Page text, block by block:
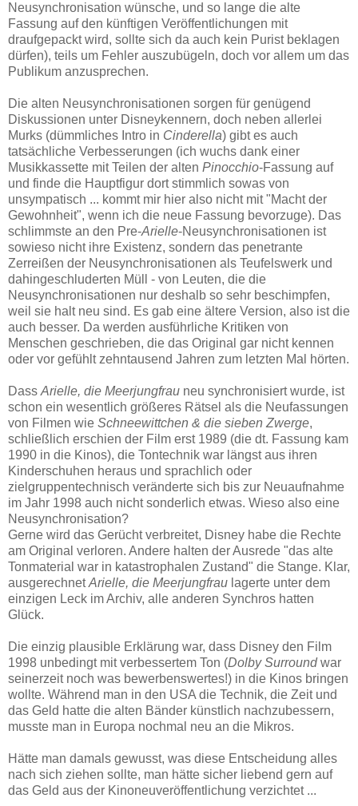
Neusynchronisation wünsche, und so lange die alte
Fassung auf den künftigen Veröffentlichungen mit
draufgepackt wird, sollte sich da auch kein Purist beklagen
dürfen), teils um Fehler auszubügeln, doch vor allem um das
Publikum anzusprechen.
Die alten Neusynchronisationen sorgen für genügend
Diskussionen unter Disneykennern, doch neben allerlei
Murks (dümmliches Intro in Cinderella) gibt es auch
tatsächliche Verbesserungen (ich wuchs dank einer
Musikkassette mit Teilen der alten Pinocchio-Fassung auf
und finde die Hauptfigur dort stimmlich sowas von
unsympatisch ... kommt mir hier also nicht mit "Macht der
Gewohnheit", wenn ich die neue Fassung bevorzuge). Das
schlimmste an den Pre-Arielle-Neusynchronisationen ist
sowieso nicht ihre Existenz, sondern das penetrante
Zerreißen der Neusynchronisationen als Teufelswerk und
dahingeschluderten Müll - von Leuten, die die
Neusynchronisationen nur deshalb so sehr beschimpfen,
weil sie halt neu sind. Es gab eine ältere Version, also ist die
auch besser. Da werden ausführliche Kritiken von
Menschen geschrieben, die das Original gar nicht kennen
oder vor gefühlt zehntausend Jahren zum letzten Mal hörten.
Dass Arielle, die Meerjungfrau neu synchronisiert wurde, ist
schon ein wesentlich größeres Rätsel als die Neufassungen
von Filmen wie Schneewittchen & die sieben Zwerge,
schließlich erschien der Film erst 1989 (die dt. Fassung kam
1990 in die Kinos), die Tontechnik war längst aus ihren
Kinderschuhen heraus und sprachlich oder
zielgruppentechnisch veränderte sich bis zur Neuaufnahme
im Jahr 1998 auch nicht sonderlich etwas. Wieso also eine
Neusynchronisation?
Gerne wird das Gerücht verbreitet, Disney habe die Rechte
am Original verloren. Andere halten der Ausrede "das alte
Tonmaterial war in katastrophalen Zustand" die Stange. Klar,
ausgerechnetArielle, die Meerjungfrau lagerte unter dem
einzigen Leck im Archiv, alle anderen Synchros hatten
Glück.
Die einzig plausible Erklärung war, dass Disney den Film
1998 unbedingt mit verbessertem Ton (Dolby Surroundwar
seinerzeit noch was bewerbenswertes!) in die Kinos bringen
wollte. Während man in den USA die Technik, die Zeit und
das Geld hatte die alten Bänder künstlich nachzubessern,
musste man in Europa nochmal neu an die Mikros.
Hätte man damals gewusst, was diese Entscheidung alles
nach sich ziehen sollte, man hätte sicher liebend gern auf
das Geld aus der Kinoneuveröffentlichung verzichtet ...